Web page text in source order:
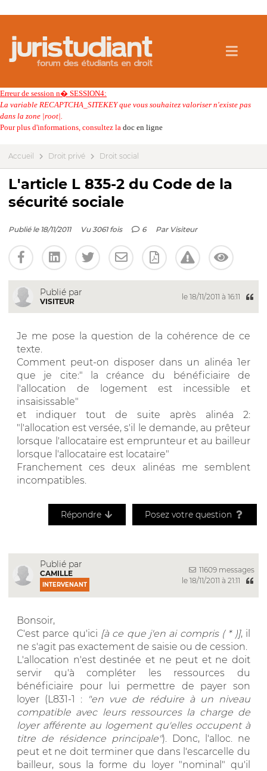
Erreur de session n� SESSION4:
La variable RECAPTCHA_SITEKEY que vous souhaitez valoriser n'existe pas
dans la zone |root|.
Pour plus d'informations, consultez la doc en ligne
Accueil Droit privé Droit social
L'article L 835-2 du Code de la
sécurité sociale
Publié le 18/11/2011 Vu 3061 fois 6 Par Visiteur
Publié par
VISITEUR
le 18/11/2011 à 16:11
Je me pose la question de la cohérence de ce
texte.
Comment peut-on disposer dans un alinéa 1er
que je cite:" la créance du bénéficiaire de
l'allocation de logement est incessible et
insaisissable"
et indiquer tout de suite après alinéa 2:
"l'allocation est versée, s'il le demande, au prêteur
lorsque l'allocataire est emprunteur et au bailleur
lorsque l'allocataire est locataire"
Franchement ces deux alinéas me semblent
incompatibles.
Répondre Posez votre question
Publié par
CAMILLE
INTERVENANT
11609 messages
le 18/11/2011 à 21:11
Bonsoir,
C'est parce qu'ici [à ce que j'en ai compris ( * )], il
ne s'agit pas exactement de saisie ou de cession.
L'allocation n'est destinée et ne peut et ne doit
servir qu'à compléter les ressources du
bénéficiaire pour lui permettre de payer son
loyer (L831-1 :
"en vue de réduire à un niveau
compatible avec leurs ressources la charge de
loyer afférente au logement qu'elles occupent à
titre de résidence principale"). Donc, l'alloc. ne
peut et ne doit terminer que dans l'escarcelle du
bailleur, sous la forme du loyer "nominal" qu'il